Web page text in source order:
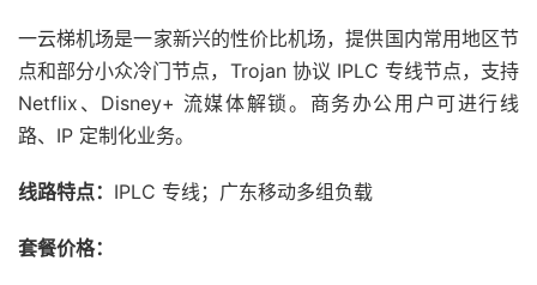
一云梯机场是一家新兴的性价比机场，提供国内常用地区节
点和部分小众冷门节点，Trojan 协议 IPLC 专线节点，支持
Netflix、Disney+ 流媒体解锁。商务办公用户可进行线
路、IP 定制化业务。
线路特点： IPLC 专线；广东移动多组负载
套餐价格：